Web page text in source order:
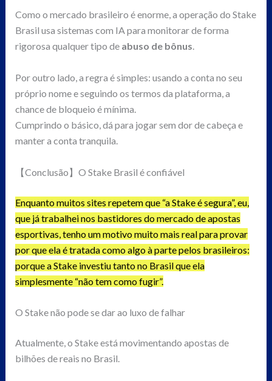
Como o mercado brasileiro é enorme, a operação do Stake
Brasil usa sistemas com IA para monitorar de forma
rigorosa qualquer tipo de abuso de bônus.
Por outro lado, a regra é simples: usando a conta no seu
próprio nome e seguindo os termos da plataforma, a
chance de bloqueio é mínima.
Cumprindo o básico, dá para jogar sem dor de cabeça e
manter a conta tranquila.
【Conclusão】O Stake Brasil é confiável
Enquanto muitos sites repetem que “a Stake é segura”, eu,
que já trabalhei nos bastidores do mercado de apostas
esportivas, tenho um motivo muito mais real para provar
por que ela é tratada como algo à parte pelos brasileiros:
porque a Stake investiu tanto no Brasil que ela
simplesmente “não tem como fugir”.
O Stake não pode se dar ao luxo de falhar
Atualmente, o Stake está movimentando apostas de
bilhões de reais no Brasil.